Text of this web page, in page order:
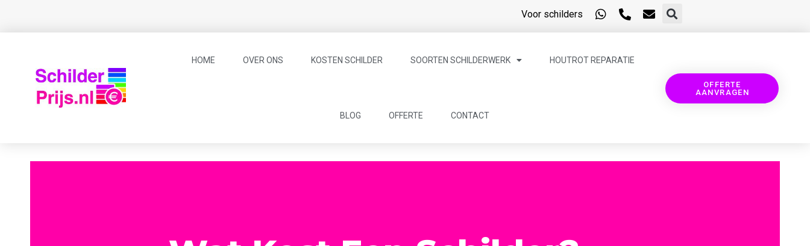
Voor schilders
HOME OVER ONS KOSTEN SCHILDER SOORTEN SCHILDERWERK HOUTROT REPARATIE
BLOG OFFERTE CONTACT
OFFERTE
AANVRAGEN